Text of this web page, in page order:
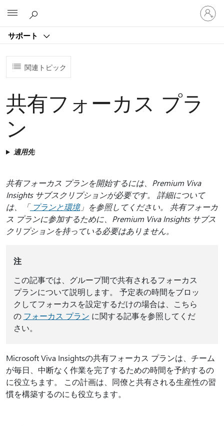
サポート
ア
カ
ウ
イ
ン
関連トピック
共有フォーカス プラ
ン
適用先
共有フォーカス プランを開始するには、Premium Viva
Insights サブスクリプションが必要です。 詳細について
は、「プランと環境」を参照してください。 共有フォーカ
ス プランに参加するために、Premium Viva Insights サブス
クリプションを持っている必要はありません。
注
この記事では、グループ間で共有されるフォーカス
プランについて説明します。 予定表の時間をブロッ
クしてフォーカスを設定するだけの場合は、こちら
の フォーカス プラン に関する記事を参照してくだ
さい。
Microsoft Viva Insightsの共有フォーカス プランは、チーム
が毎日、中断なく作業を完了するための時間を予約するの
に役立ちます。 この計画は、同僚と共有される生産性の習
慣を構築するのにも役立ちます。